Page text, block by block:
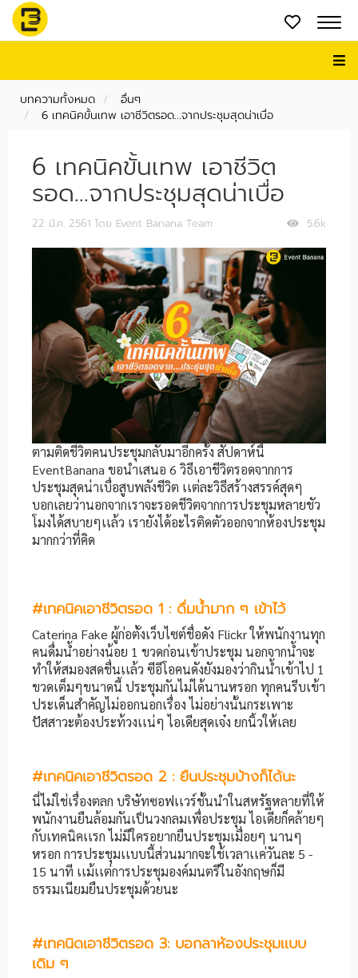
บทความทั้งหมด
อื่นๆ
6 เทคนิคขั้นเทพ เอาชีวิตรอด...จากประชุมสุดน่าเบื่อ
6 เทคนิคขั้นเทพ เอาชีวิต
รอด...จากประชุมสุดน่าเบื่อ
5.6k
22 มี.ค. 2561 โดย Event Banana Team
ตามติดชีวิตคนประชุมกลับมาอีกครั้ง สัปดาห์นี้
EventBanana ขอนำเสนอ 6 วิธีเอาชีวิตรอดจากการ
ประชุมสุดน่าเบื่อสูบพลังชีวิต เเต่ละวิธีสร้างสรรค์สุดๆ
บอกเลยว่านอกจากเราจะรอดชีวิตจากการประชุมหลายชัว
โมงได้สบายๆเเล้ว เรายังได้อะไรติดตัวออกจากห้องประชุม
มากกว่าที่คิด
#เทคนิคเอาชีวิตรอด 1 : ดื่มน้ำมาก ๆ เข้าไว้
Caterina Fake ผู้ก่อตั้งเว็บไซต์ชื่อดัง Flickr ให้พนักงานทุก
คนดื่มน้ำอย่างน้อย 1 ขวดก่อนเข้าประชุม นอกจากน้ำจะ
ทำให้สมองสดชื่นเเล้ว ซีอีโอคนดังยังมองว่ากินน้ำเข้าไป 1
ขวดเต็มๆขนาดนี้ ประชุมกันไม่ได้นานหรอก ทุกคนรีบเข้า
ประเด็นสำคัญไม่ออกนอกเรื่อง ไม่อย่างนั้นกระเพาะ
ปัสสาวะต้องประท้วงเเน่ๆ ไอเดียสุดเจ๋ง ยกนิ้วให้เลย
#เทคนิคเอาชีวิตรอด 2 : ยืนประชุมบ้างก็ได้นะ
นี่ไม่ใช่เรื่องตลก บริษัทซอฟเเวร์ชั้นนำในสหรัฐหลายที่ให้
พนักงานยืนล้อมกันเป็นวงกลมเพื่อประชุม ไอเดียก็คล้ายๆ
กับเทคนิคเเรก ไม่มีใครอยากยืนประชุมเมื่อยๆ นานๆ
หรอก การประชุมเเบบนี้ส่วนมากจะใช้เวลาเเค่วันละ 5 -
15 นาที เเม้เเต่การประชุมองค์มนตรีในอังกฤษก็มี
ธรรมเนียมยืนประชุมด้วยนะ
#เทคนิดเอาชีวิตรอด 3: บอกลาห้องประชุมเเบบ
เดิม ๆ